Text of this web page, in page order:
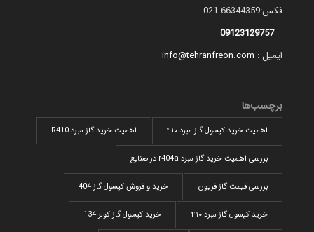
فکس:66344359-021
09123129757
ایمیل : info@tehranfreon.com
برچسب‌ها
اهمیت خرید کپسول گاز مبرد ۴۱۰ اهمیت خرید گاز مبرد R410
بررسی اهمیت خرید گاز مبرد r404a در صنایع
بررسی قیمت گاز فریون خرید و فروش کپسول گاز 404
خرید کپسول گاز مبرد ۴۱۰ خرید کپسول گاز کولر 134